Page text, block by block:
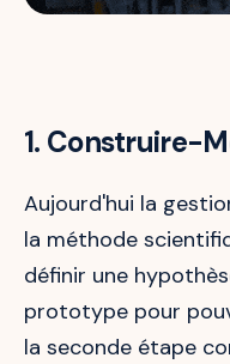
1. Construire-
Aujourd'hui la
la méthode
définir une
prototype pour
la seconde étape